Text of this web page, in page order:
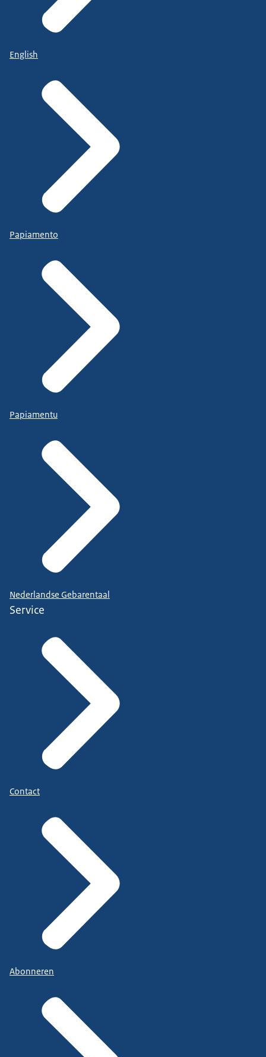
English
Papiamento
Papiamentu
Nederlandse Gebarentaal
Service
Contact
Abonneren